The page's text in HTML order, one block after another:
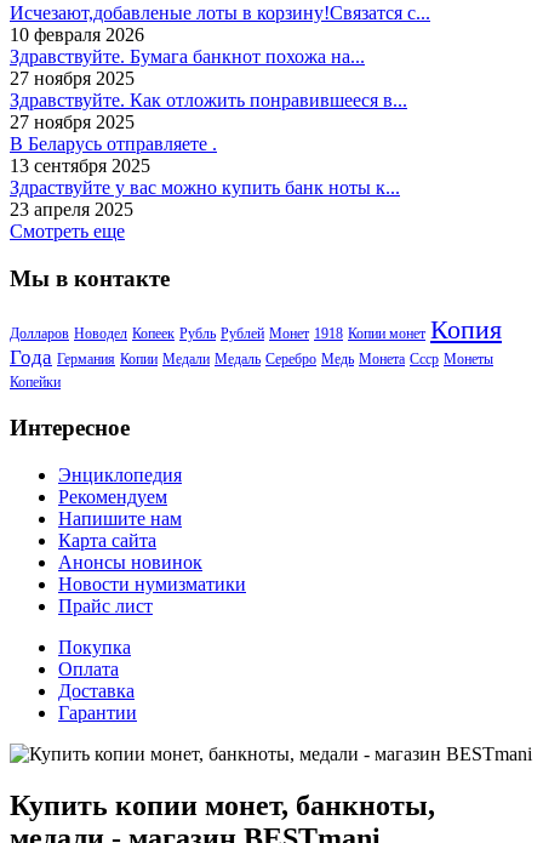
Исчезают,добавленые лоты в корзину!Связатся с...
10 февраля 2026
Здравствуйте. Бумага банкнот похожа на...
27 ноября 2025
Здравствуйте. Как отложить понравившееся в...
27 ноября 2025
В Беларусь отправляете .
13 сентября 2025
Здраствуйте у вас можно купить банк ноты к...
23 апреля 2025
Смотреть еще
Мы в контакте
Долларов Новодел Копеек Рубль Рублей Монет 1918 Копии монет Копия
Года Германия Копии Медали Медаль Серебро Медь Монета Ссср Монеты
Копейки
Интересное
Энциклопедия
Рекомендуем
Напишите нам
Карта сайта
Анонсы новинок
Новости нумизматики
Прайс лист
Покупка
Оплата
Доставка
Гарантии
Купить копии монет, банкноты,